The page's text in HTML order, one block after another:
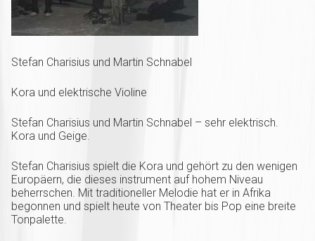
Stefan Charisius und Martin Schnabel
Kora und elektrische Violine
Stefan Charisius und Martin Schnabel – sehr elektrisch.
Kora und Geige.
Stefan Charisius spielt die Kora und gehört zu den wenigen
Europäern, die dieses instrument auf hohem Niveau
beherrschen. Mit traditioneller Melodie hat er in Afrika
begonnen und spielt heute von Theater bis Pop eine breite
Tonpalette.